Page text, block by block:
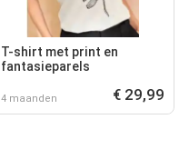
T-shirt met print en
fantasieparels
4 maanden € 29,99